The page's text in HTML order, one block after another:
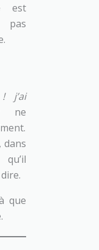
est
pas
j’ai
dans
que